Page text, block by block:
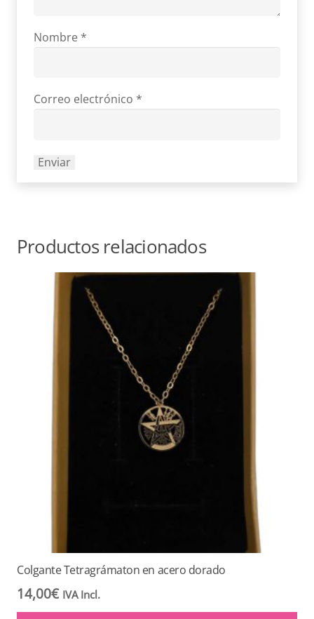
Nombre *
Correo electrónico *
Productos relacionados
Colgante Tetragrámaton en acero dorado
14,00€ IVA Incl.